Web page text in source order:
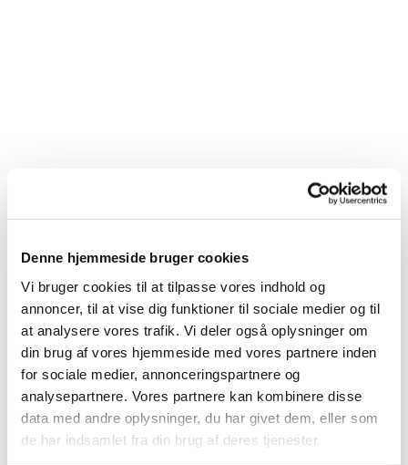
Denne hjemmeside bruger cookies
Vi bruger cookies til at tilpasse vores indhold og
annoncer, til at vise dig funktioner til sociale medier og til
at analysere vores trafik. Vi deler også oplysninger om
din brug af vores hjemmeside med vores partnere inden
for sociale medier, annonceringspartnere og
analysepartnere. Vores partnere kan kombinere disse
data med andre oplysninger, du har givet dem, eller som
de har indsamlet fra din brug af deres tjenester.
Du vil måske også kunne
lide...